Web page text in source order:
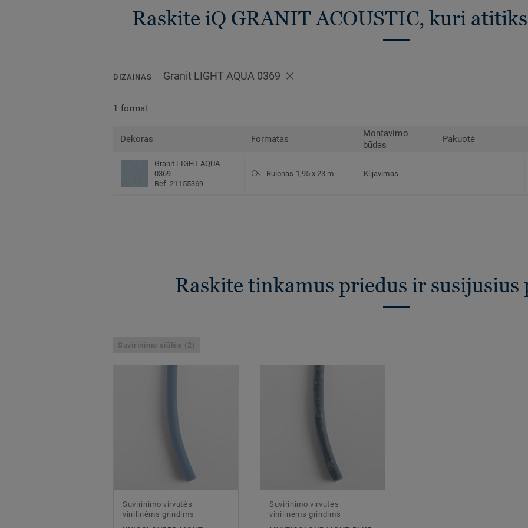
Raskite iQ GRANIT ACOUSTIC, kuri
DIZAINAS Granit LIGHT AQUA 0369
1 format
Dekoras Formatas
Montavimo
būdas
Pakuotė
Granit LIGHT AQUA
0369
Ref. 21155369
Rulonas 1,95 x 23 m Klijavimas
Raskite tinkamus priedus ir susijusius
Suvirinimo siūlės (2)
Suvirinimo virvutės
vinilinėms grindims
Suvirinimo virvutės
vinilinėms grindims